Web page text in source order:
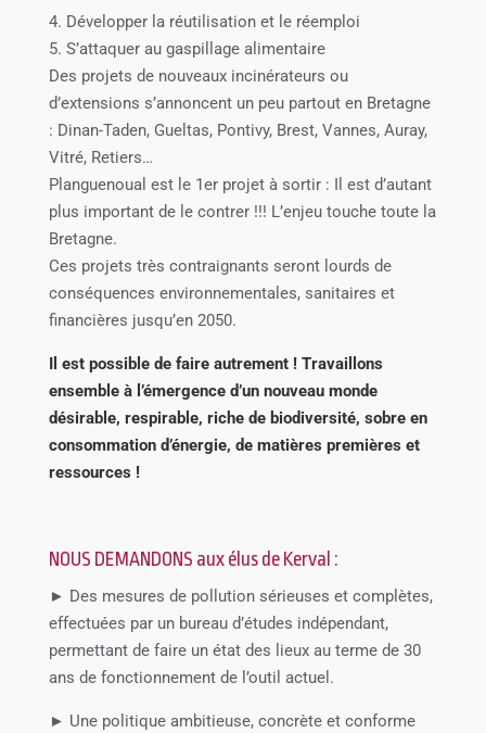
4. Développer la réutilisation et le réemploi
5. S’attaquer au gaspillage alimentaire
Des projets de nouveaux incinérateurs ou
d’extensions s’annoncent un peu partout en Bretagne
: Dinan-Taden, Gueltas, Pontivy, Brest, Vannes, Auray,
Vitré, Retiers…
Planguenoual est le 1er projet à sortir : Il est d’autant
plus important de le contrer !!! L’enjeu touche toute la
Bretagne.
Ces projets très contraignants seront lourds de
conséquences environnementales, sanitaires et
financières jusqu’en 2050.
Il est possible de faire autrement ! Travaillons
ensemble à l’émergence d’un nouveau monde
désirable, respirable, riche de biodiversité, sobre en
consommation d’énergie, de matières premières et
ressources !
NOUS DEMANDONS aux élus de Kerval :
► Des mesures de pollution sérieuses et complètes,
effectuées par un bureau d’études indépendant,
permettant de faire un état des lieux au terme de 30
ans de fonctionnement de l’outil actuel.
► Une politique ambitieuse, concrète et conforme